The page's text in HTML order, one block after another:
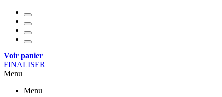
Voir panier
FINALISER
Menu
Menu